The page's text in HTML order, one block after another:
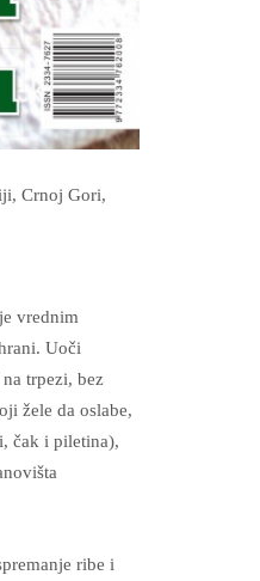
Crnoj Gori,
vrednim
Uoči
trpezi, bez
žele da oslabe,
čak i piletina),
ribe i